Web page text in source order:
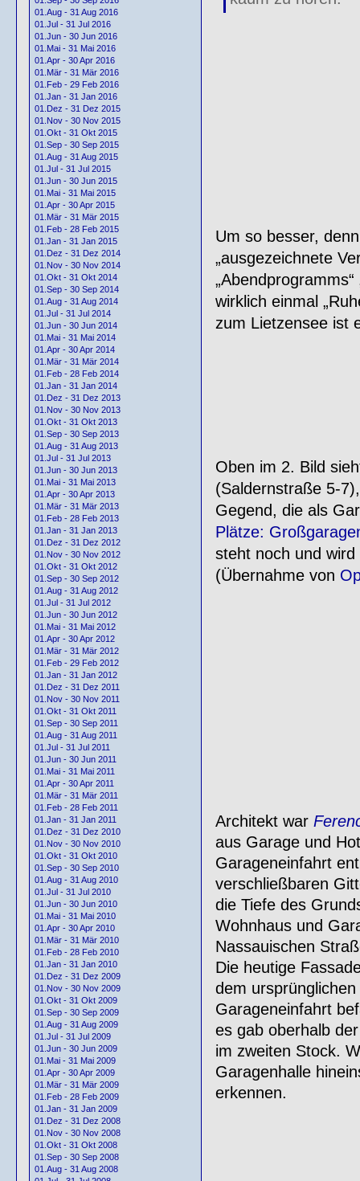
01.Aug - 31 Aug 2016
01.Jul - 31 Jul 2016
01.Jun - 30 Jun 2016
01.Mai - 31 Mai 2016
01.Apr - 30 Apr 2016
01.Mär - 31 Mär 2016
01.Feb - 29 Feb 2016
01.Jan - 31 Jan 2016
01.Dez - 31 Dez 2015
01.Nov - 30 Nov 2015
01.Okt - 31 Okt 2015
01.Sep - 30 Sep 2015
01.Aug - 31 Aug 2015
01.Jul - 31 Jul 2015
01.Jun - 30 Jun 2015
01.Mai - 31 Mai 2015
01.Apr - 30 Apr 2015
01.Mär - 31 Mär 2015
01.Feb - 28 Feb 2015
01.Jan - 31 Jan 2015
01.Dez - 31 Dez 2014
01.Nov - 30 Nov 2014
01.Okt - 31 Okt 2014
01.Sep - 30 Sep 2014
01.Aug - 31 Aug 2014
01.Jul - 31 Jul 2014
01.Jun - 30 Jun 2014
01.Mai - 31 Mai 2014
01.Apr - 30 Apr 2014
01.Mär - 31 Mär 2014
01.Feb - 28 Feb 2014
01.Jan - 31 Jan 2014
01.Dez - 31 Dez 2013
01.Nov - 30 Nov 2013
01.Okt - 31 Okt 2013
01.Sep - 30 Sep 2013
01.Aug - 31 Aug 2013
01.Jul - 31 Jul 2013
01.Jun - 30 Jun 2013
01.Mai - 31 Mai 2013
01.Apr - 30 Apr 2013
01.Mär - 31 Mär 2013
01.Feb - 28 Feb 2013
01.Jan - 31 Jan 2013
01.Dez - 31 Dez 2012
01.Nov - 30 Nov 2012
01.Okt - 31 Okt 2012
01.Sep - 30 Sep 2012
01.Aug - 31 Aug 2012
01.Jul - 31 Jul 2012
01.Jun - 30 Jun 2012
01.Mai - 31 Mai 2012
01.Apr - 30 Apr 2012
01.Mär - 31 Mär 2012
01.Feb - 29 Feb 2012
01.Jan - 31 Jan 2012
01.Dez - 31 Dez 2011
01.Nov - 30 Nov 2011
01.Okt - 31 Okt 2011
01.Sep - 30 Sep 2011
01.Aug - 31 Aug 2011
01.Jul - 31 Jul 2011
01.Jun - 30 Jun 2011
01.Mai - 31 Mai 2011
01.Apr - 30 Apr 2011
01.Mär - 31 Mär 2011
01.Feb - 28 Feb 2011
01.Jan - 31 Jan 2011
01.Dez - 31 Dez 2010
01.Nov - 30 Nov 2010
01.Okt - 31 Okt 2010
01.Sep - 30 Sep 2010
01.Aug - 31 Aug 2010
01.Jul - 31 Jul 2010
01.Jun - 30 Jun 2010
01.Mai - 31 Mai 2010
01.Apr - 30 Apr 2010
01.Mär - 31 Mär 2010
01.Feb - 28 Feb 2010
01.Jan - 31 Jan 2010
01.Dez - 31 Dez 2009
01.Nov - 30 Nov 2009
01.Okt - 31 Okt 2009
01.Sep - 30 Sep 2009
01.Aug - 31 Aug 2009
01.Jul - 31 Jul 2009
01.Jun - 30 Jun 2009
01.Mai - 31 Mai 2009
01.Apr - 30 Apr 2009
01.Mär - 31 Mär 2009
01.Feb - 28 Feb 2009
01.Jan - 31 Jan 2009
01.Dez - 31 Dez 2008
01.Nov - 30 Nov 2008
01.Okt - 31 Okt 2008
01.Sep - 30 Sep 2008
01.Aug - 31 Aug 2008
Um so besser,
„ausgezeichnete
wirklich einmal
zum Lietzensee ist
Oben im 2. Bild
(Saldernstraße 5-
Gegend, die als
Plätze:
steht noch und
(Übernahme von
Architekt war
aus Garage und
Garageneinfahrt
verschließbaren
die Tiefe des
Wohnhaus und
Nassauischen
Die heutige
dem
Garageneinfahrt
es gab oberhalb
im zweiten Stock.
Garagenhalle
erkennen.